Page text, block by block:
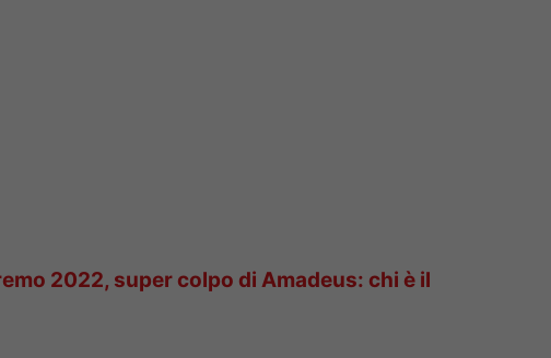
2022, super colpo di Amadeus: chi è il